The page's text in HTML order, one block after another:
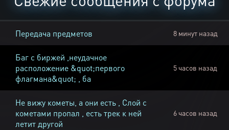
Передача предметов 8 минут назад
Баг с биржей ,неудачное
расположение &quot;первого
флагмана&quot; , ба
5 часов назад
Не вижу кометы, а они есть , Слой с
кометами пропал , есть трек к ней
летит другой
6 часов назад